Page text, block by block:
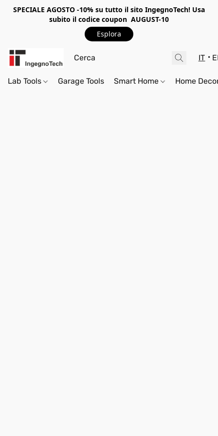
SPECIALE AGOSTO -10% su tutto il sito IngegnoTech! Usa
subito il codice coupon AUGUST-10
Esplora
IT
Lab Tools Garage Tools Smart Home Home